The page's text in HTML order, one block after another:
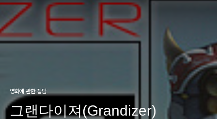
영화에 관한 잡담
그랜다이져(Grandizer)